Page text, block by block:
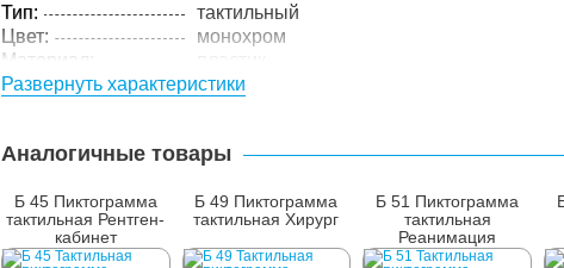
Тип:
тактильный
Цвет:
монохром
Материал:
Толщина:
4 мм
Развернуть характеристики
Аналогичные товары
Б 45 Пиктограмма
тактильная Рентген-
кабинет
Б 49 Пиктограмма
тактильная Хирург
Б 51 Пиктограмма
тактильная
Реанимация